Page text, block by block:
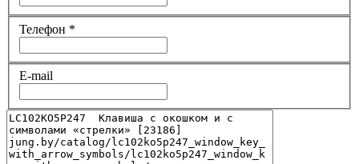
Телефон *
E-mail